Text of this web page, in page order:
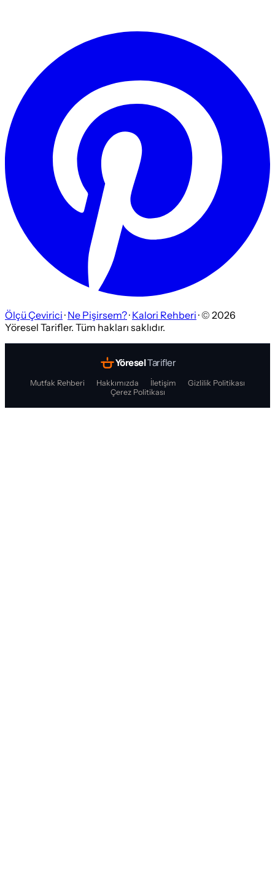
Ölçü Çevirici · Ne Pişirsem?· Kalori Rehberi · © 2026
Yöresel Tarifler. Tüm hakları saklıdır.
YöreselTarifler
Mutfak Rehberi Hakkımızda İletişim
Gizlilik Politikası
Çerez Politikası